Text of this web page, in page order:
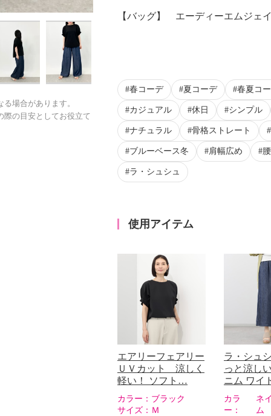
場合があります。
の目安としてお役立て
【バッグ】 エーディーエムジェ
春コーデ 夏コーデ 春夏コ
カジュアル 休日 シンプル
ナチュラル 骨格ストレート
ブルーベース冬 肩幅広め
ラ・シュシュ
使用アイテム
エアリーフェアリー
ＵＶカット 涼しく
軽い！ ソフト…
カラー： ブラック
サイズ： Ｍ
ラ・シュ
っと涼し
ニム ワイ
カラ
ー：
ネ
ム